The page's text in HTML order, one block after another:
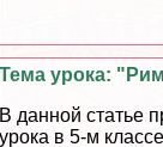
Тема урока:
В данной статье
урока в 5-м